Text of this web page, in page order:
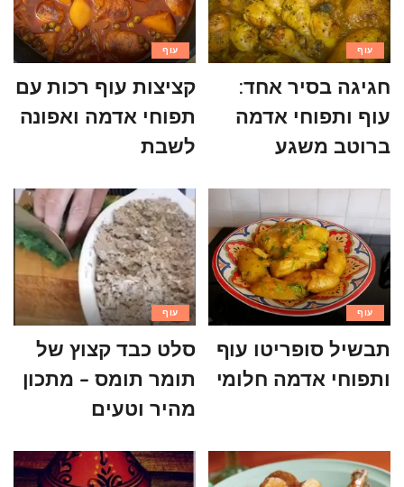
עוף
חגיגה בסיר אחד:
עוף ותפוחי אדמה
ברוטב משגע
עוף
קציצות עוף רכות עם
תפוחי אדמה ואפונה
לשבת
עוף
תבשיל סופריטו עוף
ותפוחי אדמה חלומי
עוף
סלט כבד קצוץ של
תומר תומס – מתכון
מהיר וטעים